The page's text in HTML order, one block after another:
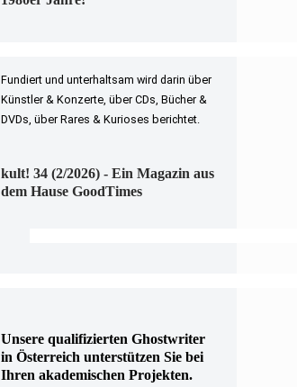
Fundiert und unterhaltsam wird darin über
Künstler & Konzerte, über CDs, Bücher &
DVDs, über Rares & Kurioses berichtet.
kult! 34 (2/2026) - Ein Magazin aus
dem Hause GoodTimes
Unsere qualifizierten Ghostwriter
in Österreich unterstützen Sie bei
Ihren akademischen Projekten.